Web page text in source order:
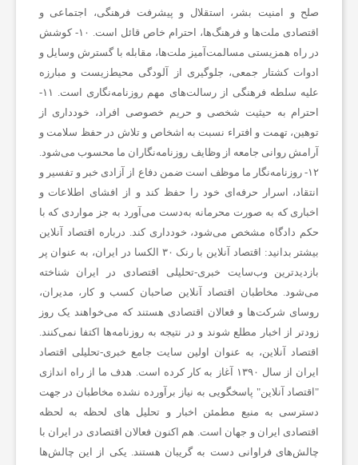
صلح و امنیت بشر، استقلال و پیشرفت فرهنگی، اجتماعی و
اقتصادی ملت‌ها و فرهنگ‌ها، احترام خاص قائل است. ۱۰- کوشش
در راه همزیستی مسالمت‌آمیز ملت‌ها، مقابله با گسترش وسایل و
ادوات کشتار جمعی، جلوگیری از آلودگی محیط‌زیست و مبارزه
علیه سلطه فرهنگی از رسالت‌های مهم روزنامه‌نگاری است. ۱۱-
احترام به حیثیت شخصی و حریم خصوصی افراد، خودداری از
توهین، تهمت و افتراء نسبت به اشخاص و تلاش در حفظ سلامت و
آرامش روانی جامعه از وظایف روزنامه‌نگاران ما محسوب می‌شود.
۱۲- روزنامه‌نگار ما موظف است ضمن دفاع از آزادی خبر و تفسیر و
انتقاد، اسرار حرفه‌ای خود را حفظ کند و از افشای اطلاعات و
اخباری که به صورت محرمانه به‌دست می‌آورد به جز مواردی که با
حکم دادگاه مشخص می‌شود، خودداری کند. درباره اقتصاد آنلاین
بیشتر بدانید:
اقتصاد آنلاین با رنک ۳۰ الکسا در ایران، به عنوان پر
بازدیدترین وب‌سایت خبری-تحلیلی اقتصادی در ایران شناخته
می‌شود. مخاطبان اقتصاد آنلاین صاحبان کسب و کار، مدیران،
روسای شرکت‌ها و فعالان اقتصادی هستند که می‌خواهند یک روز
زودتر از اخبار مطلع شوند و در نتیجه به روزنامه‌ها اکتفا نمی‌کنند.
اقتصاد آنلاین، به عنوان اولین سایت جامع خبری-تحلیلی اقتصاد
ایران از سال ۱۳۹۰ آغاز به کار کرده است. هدف ما از راه اندازی
" اقتصاد آنلاین" پاسخگویی به نیاز برآورده نشده مخاطبان در جهت
دسترسی به منبع مطمئن اخبار و تحلیل های لحظه به لحظه
اقتصادی ایران و جهان است. هم اکنون فعالان اقتصادی در ایران با
چالش‌های فراوانی دست به گریبان هستند. یکی از این چالش‌ها